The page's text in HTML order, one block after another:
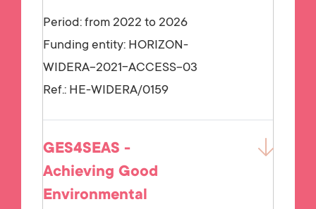
Period: from 2022 to 2026
Funding entity: HORIZON-
WIDERA-2021-ACCESS-03
Ref.: HE-WIDERA/0159
GES4SEAS -
Achieving Good
Environmental